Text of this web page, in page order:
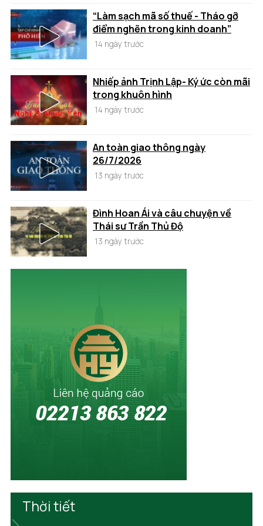
“Làm sạch mã số thuế - Tháo gỡ
điểm nghẽn trong kinh doanh”
14 ngày trước
Nhiếp ảnh Trịnh Lập- Ký ức còn mãi
trong khuôn hình
14 ngày trước
An toàn giao thông ngày
26/7/2026
13 ngày trước
Đình Hoan Ái và câu chuyện về
Thái sư Trần Thủ Độ
13 ngày trước
Thời tiết